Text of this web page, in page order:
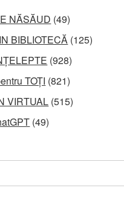
NĂSĂUD (49)
BIBLIOTECĂ (125)
(928)
TOȚI (821)
VIRTUAL (515)
(49)